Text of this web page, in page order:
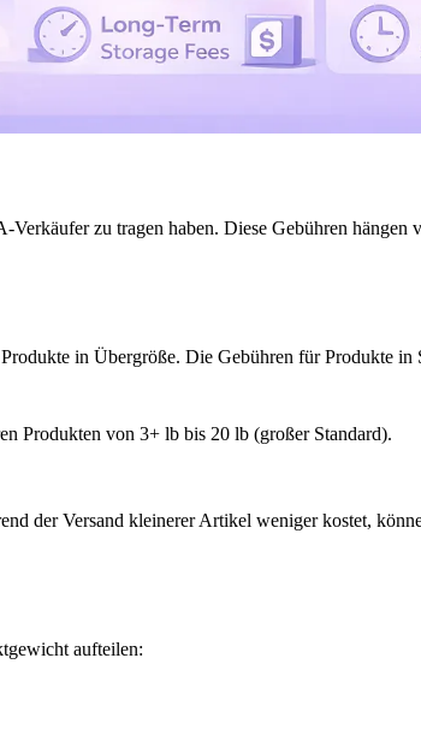
zu tragen haben. Diese Gebühren hängen
in Übergröße. Die Gebühren für Produkte in
Produkten von 3+ lb bis 20 lb (großer Standard).
der Versand kleinerer Artikel weniger kostet,
aufteilen: